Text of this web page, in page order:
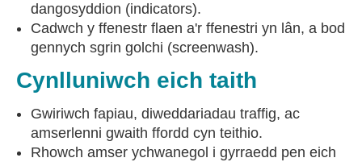
dangosyddion (indicators).
Cadwch y ffenestr flaen a'r ffenestri yn lân, a bod
gennych sgrin golchi (screenwash).
Cynlluniwch eich taith
Gwiriwch fapiau, diweddariadau traffig, ac
amserlenni gwaith ffordd cyn teithio.
Rhowch amser ychwanegol i gyrraedd pen eich